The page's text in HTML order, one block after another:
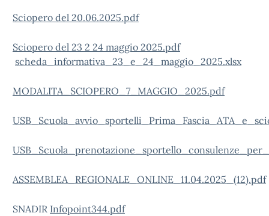
Sciopero del 20.06.2025.pdf
Sciopero del 23 2 24 maggio 2025.pdf
scheda_informativa_23_e_24_maggio_2025.xlsx
MODALITA_SCIOPERO_7_MAGGIO_2025.pdf
ASSEMBLEA_REGIONALE_ONLINE_11.04.2025_(12).pdf
SNADIR Infopoint344.pdf